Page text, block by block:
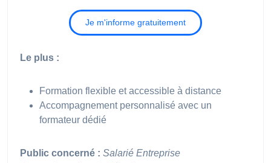
Je m'informe gratuitement
Le plus :
Formation flexible et accessible à distance
Accompagnement personnalisé avec un
formateur dédié
Public concerné : Salarié Entreprise